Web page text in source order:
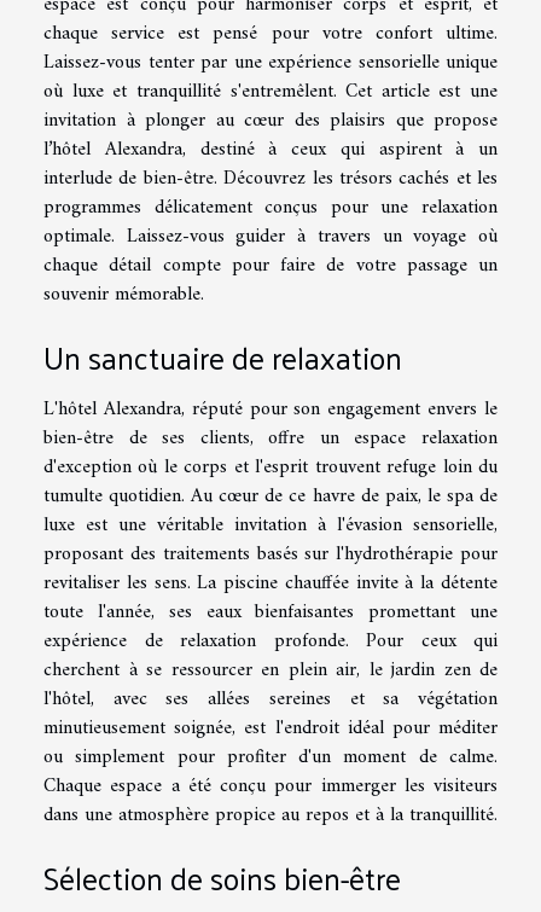
chaque service est pensé pour votre confort ultime.
Laissez-vous tenter par une expérience sensorielle unique
où luxe et tranquillité s'entremêlent. Cet article est une
invitation à plonger au cœur des plaisirs que propose
l’hôtel Alexandra, destiné à ceux qui aspirent à un
interlude de bien-être. Découvrez les trésors cachés et les
programmes délicatement conçus pour une relaxation
optimale. Laissez-vous guider à travers un voyage où
chaque détail compte pour faire de votre passage un
souvenir mémorable.
Un sanctuaire de relaxation
L'hôtel Alexandra, réputé pour son engagement envers le
bien-être de ses clients, offre un espace relaxation
d'exception où le corps et l'esprit trouvent refuge loin du
tumulte quotidien. Au cœur de ce havre de paix, le spa de
luxe est une véritable invitation à l'évasion sensorielle,
proposant des traitements basés sur l'hydrothérapie pour
revitaliser les sens. La piscine chauffée invite à la détente
toute l'année, ses eaux bienfaisantes promettant une
expérience de relaxation profonde. Pour ceux qui
cherchent à se ressourcer en plein air, le jardin zen de
l'hôtel, avec ses allées sereines et sa végétation
minutieusement soignée, est l'endroit idéal pour méditer
ou simplement pour profiter d'un moment de calme.
Chaque espace a été conçu pour immerger les visiteurs
dans une atmosphère propice au repos et à la tranquillité.
Sélection de soins bien-être